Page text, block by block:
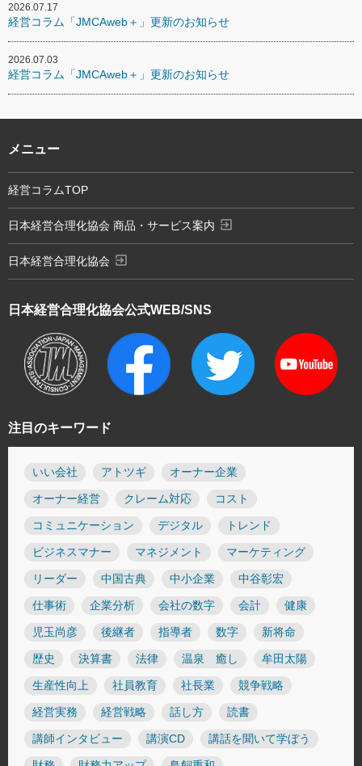
2026.07.17
経営コラム「JMCAweb＋」更新のお知らせ
2026.07.03
経営コラム「JMCAweb＋」更新のお知らせ
注目のキーワード
いい会社 アトツギ オーナー企業
オーナー経営 クレーム対応 コスト
コミュニケーション デジタル トレンド
ビジネスマナー マネジメント マーケティング
リーダー 中国古典 中小企業 中谷彰宏
仕事術 企業分析 会社の数字 会計 健康
児玉尚彦 後継者 指導者 数字 新将命
歴史 決算書 法律 温泉 癒し 牟田太陽
生産性向上 社員教育 社長業 競争戦略
経営実務 経営戦略 話し方 読書
講師インタビュー 講演CD 講話を聞いて学ぼう
日本経営合理化協会公式WEB/SNS
メニュー
経営コラムTOP
日本経営合理化協会 商品・サービス案内 exit_to_app
日本経営合理化協会 exit_to_app